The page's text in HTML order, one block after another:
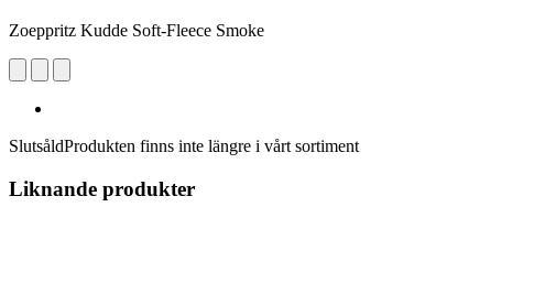
Zoeppritz Kudde Soft-Fleece Smoke
SlutsåldProdukten finns inte längre i vårt sortiment
Liknande produkter